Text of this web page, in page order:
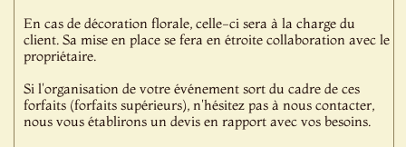
En cas de décoration florale, celle-ci sera à la charge du
client. Sa mise en place se fera en étroite collaboration avec le
propriétaire.
Si l'organisation de votre événement sort du cadre de ces
forfaits (forfaits supérieurs), n'hésitez pas à nous contacter,
nous vous établirons un devis en rapport avec vos besoins.